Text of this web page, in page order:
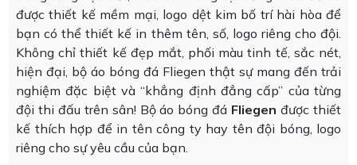
được thiết kế mềm mại, logo dệt kim bố trí hài hòa để
bạn có thể thiết kế in thêm tên, số, logo riêng cho đội.
Không chỉ thiết kế đẹp mắt, phối màu tinh tế, sắc nét,
hiện đại, bộ áo bóng đá Fliegen thật sự mang đến trải
nghiệm đặc biệt và “khẳng định đẳng cấp” của từng
đội thi đấu trên sân! Bộ áo bóng đá Fliegen được thiết
kế thích hợp để in tên công ty hay tên đội bóng, logo
riêng cho sự yêu cầu của bạn.